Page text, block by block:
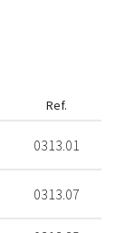
Ref.
0313.01
0313.07